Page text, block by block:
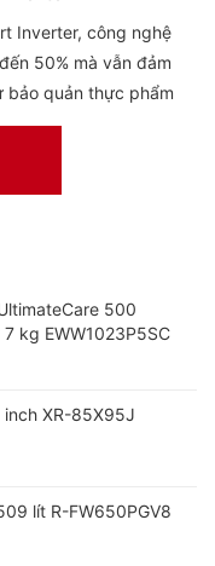
Inverter, công nghệ
50% mà vẫn đảm
bảo quản thực phẩm
tiếp
gián tiếp nằm trên nóc
500
kg EWW1023P5SC
XR-85X95J
lít R-FW650PGV8